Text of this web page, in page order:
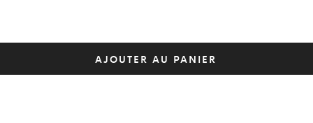
AJOUTER AU PANIER